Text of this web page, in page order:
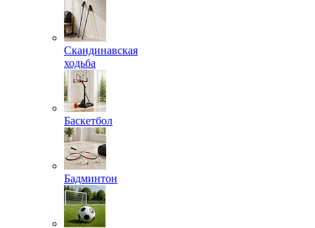
Скандинавская
ходьба
Баскетбол
Бадминтон